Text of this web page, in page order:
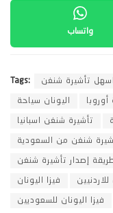
واتساب
Tags: اسهل تأشيرة شنغن
اليونان سياحة أوروبا
تأشيرة شنغن اسبانيا
شنغن من السعودية
إصدار تأشيرة شنغن
فيزا اليونان للاردنيين
فيزا اليونان للسعوديين